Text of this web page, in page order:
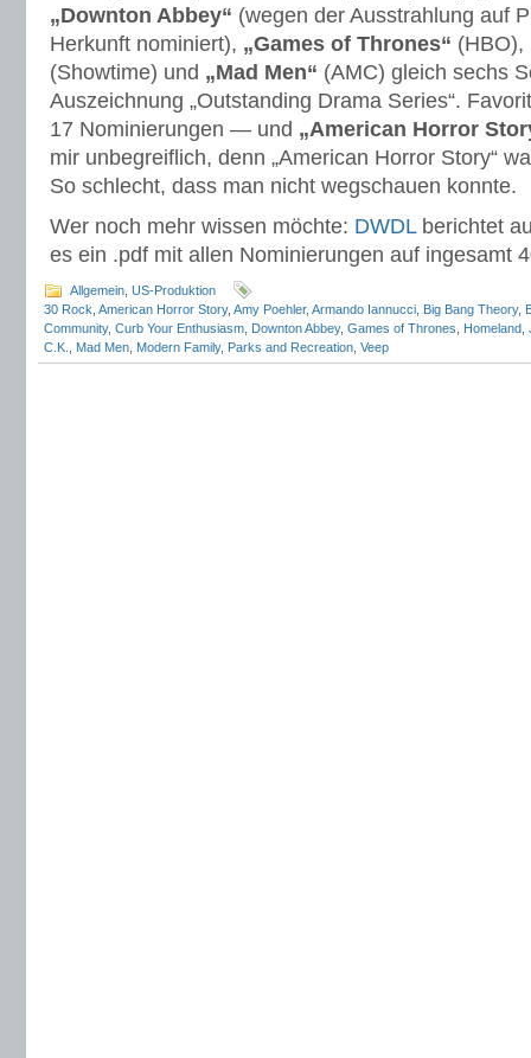
„Downton Abbey“ (wegen der Ausstrahlung auf
Herkunft nominiert), „Games of Thrones“ (HBO),
(Showtime) und „Mad Men“ (AMC) gleich sechs
Auszeichnung „Outstanding Drama Series“.
17 Nominierungen — und „American Horror
mir unbegreiflich, denn „American Horror Story“
So schlecht, dass man nicht wegschauen konnte.
Wer noch mehr wissen möchte: DWDLberichtet
es ein .pdf mit allen Nominierungen auf ingesamt
Allgemein US-Produktion
30 Rock American Horror Story, Amy Poehler, Armando Iannucci Big Bang Theory,
Community, Curb Your Enthusiasm Downton Abbey, Games of Thrones Homeland
C.K.
Mad Men Modern Family, Parks and Recreation Veep